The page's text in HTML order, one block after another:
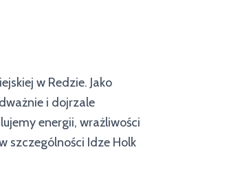
w Redzie. Jako
i dojrzale
energii, wrażliwości
szczególności Idze Holk